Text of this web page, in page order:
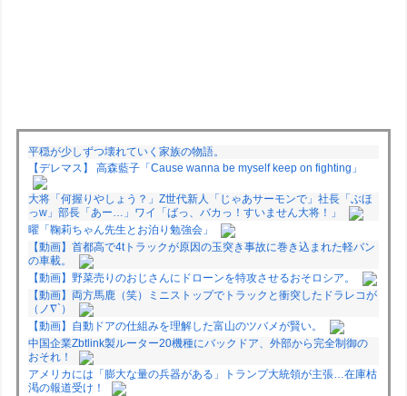
平穏が少しずつ壊れていく家族の物語。
【デレマス】 高森藍子「Cause wanna be myself keep on fighting」
大将「何握りやしょう？」Z世代新人「じゃあサーモンで」社長「ぶほ
っw」部長「あー…」ワイ「ばっ、バカっ！すいません大将！」
曜「鞠莉ちゃん先生とお泊り勉強会」
【動画】首都高で4tトラックが原因の玉突き事故に巻き込まれた軽バン
の車載。
【動画】野菜売りのおじさんにドローンを特攻させるおそロシア。
【動画】両方馬鹿（笑）ミニストップでトラックと衝突したドラレコが
（ノ∇`）
【動画】自動ドアの仕組みを理解した富山のツバメが賢い。
中国企業Zbtlink製ルーター20機種にバックドア、外部から完全制御の
おそれ！
アメリカには「膨大な量の兵器がある」トランプ大統領が主張…在庫枯
渇の報道受け！